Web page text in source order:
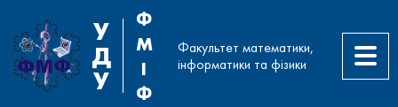
У
Д
У
Ф
М
І
Ф
Факультет математики,
інформатики та фізики